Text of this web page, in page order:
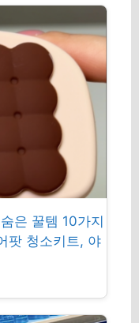
은 꿀템 10가지
팟 청소키트, 야